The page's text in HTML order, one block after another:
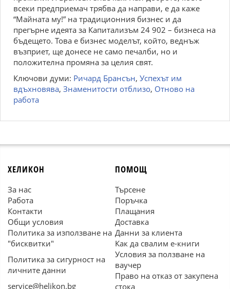
всеки предприемач трябва да направи, е да каже
“Майната му!” на традиционния бизнес и да
прегърне идеята за Капитализъм 24 902 – бизнеса на
бъдещето. Това е бизнес моделът, който, веднъж
възприет, ще донесе не само печалби, но и
положителна промяна за целия свят.
Ключови думи: Ричард Брансън, Успехът им
вдъхновява, Знаменитости отблизо, Отново на
работа
ХЕЛИКОН
За нас
Работа
Контакти
Общи условия
Политика за използване на
"бисквитки"
Политика за сигурност на
личните данни
service@helikon.bg
ПОМОЩ
Търсене
Поръчка
Плащания
Доставка
Данни за клиента
Как да свалим е-книги
Условия за ползване на
ваучер
Право на отказ от закупена
стока